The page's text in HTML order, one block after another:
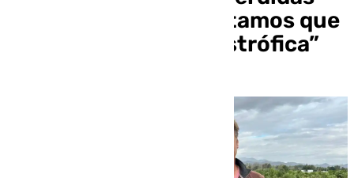
por la DANA: “Necesitamos que
se declare zona catastrófica”